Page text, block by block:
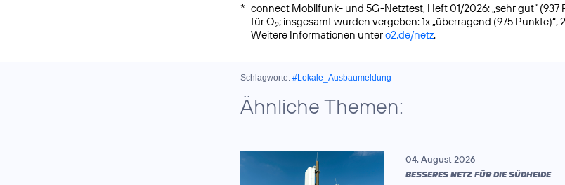
* connect Mobilfunk- und 5G-Netztest, Heft 01/2026: „sehr gut“ (937
für O2; insgesamt wurden vergeben: 1x „überragend (975 Punkte)“,
Weitere Informationen untero2.de/netz.
Schlagworte: #Lokale_Ausbaumeldung
Ähnliche Themen:
04. August 2026
BESSERES NETZ FÜR DIE SÜDHEIDE